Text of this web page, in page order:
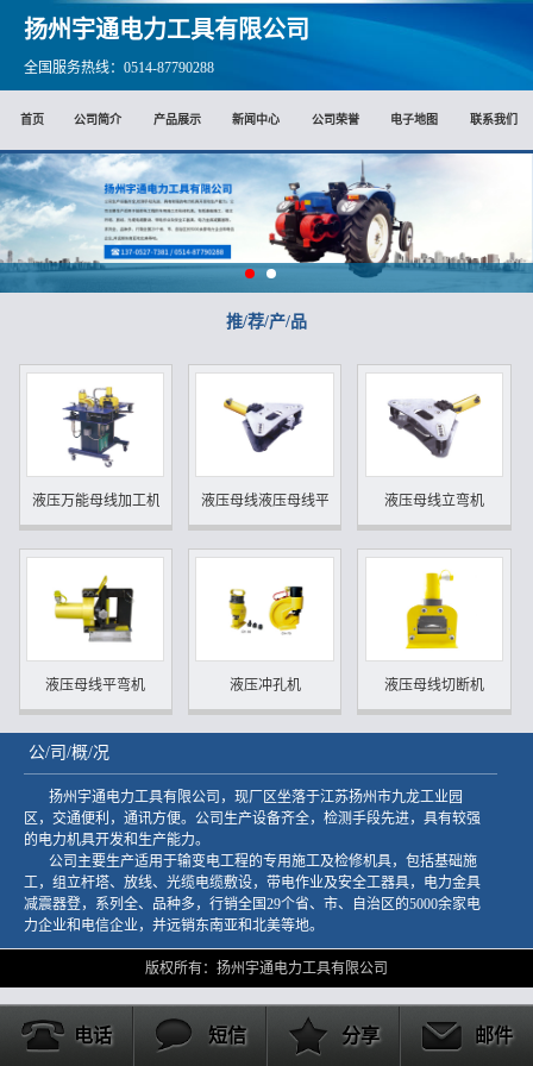
扬州宇通电力工具有限公司
全国服务热线：0514-87790288
首页 公司简介 产品展示 新闻中心 公司荣誉 电子地图 联系我们
推/荐/产/品
液压万能母线加工机 液压母线液压母线平立弯一... 液压母线立弯机
液压母线平弯机 液压冲孔机 液压母线切断机
公/司/概/况
扬州宇通电力工具有限公司，现厂区坐落于江苏扬州市九龙工业园
区，交通便利，通讯方便。公司生产设备齐全，检测手段先进，具有较强
的电力机具开发和生产能力。
公司主要生产适用于输变电工程的专用施工及检修机具，包括基础施
工，组立杆塔、放线、光缆电缆敷设，带电作业及安全工器具，电力金具
减震器登，系列全、品种多，行销全国29个省、市、自治区的5000余家电
力企业和电信企业，并远销东南亚和北美等地。
版权所有：扬州宇通电力工具有限公司
电话 短信 分享 邮件